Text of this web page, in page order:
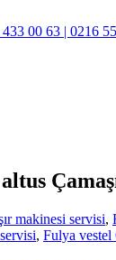
00 63 | 0216
makinesi servisi,
, Fulya vestel